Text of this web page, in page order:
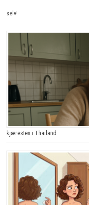
selv!
kjæresten i Thailand